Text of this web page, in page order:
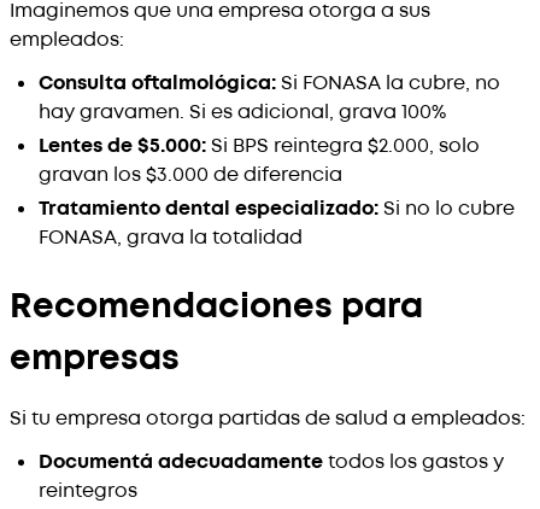
Imaginemos que una empresa otorga a sus
empleados:
Consulta oftalmológica:Si FONASA la cubre, no
hay gravamen. Si es adicional, grava 100%
Lentes de $5.000:Si BPS reintegra $2.000, solo
gravan los $3.000 de diferencia
Tratamiento dental especializado:Si no lo cubre
FONASA, grava la totalidad
Recomendaciones para
empresas
Si tu empresa otorga partidas de salud a empleados:
Documentá adecuadamentetodos los gastos y
reintegros